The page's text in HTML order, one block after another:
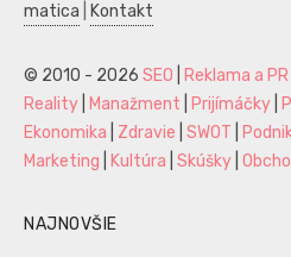
matica
Kontakt
© 2010 - 2026 SEO Reklama a PR
Reality
Manažment Prijímáčky
Ekonomika
Zdravie SWOT
Marketing
Kultúra Skúšky
NAJNOVŠIE